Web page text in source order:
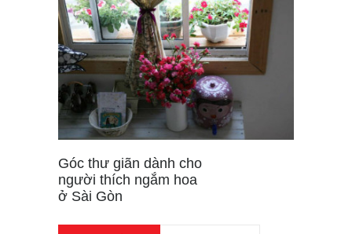
Góc thư giãn dành cho
người thích ngắm hoa
ở Sài Gòn